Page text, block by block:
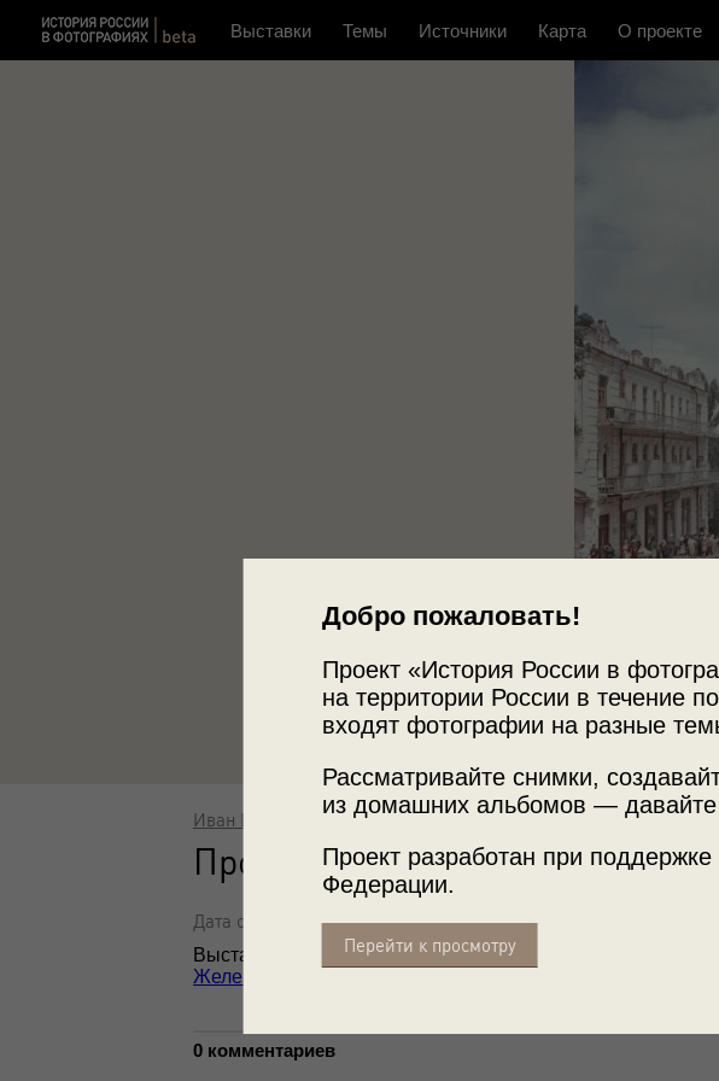
Добро пожаловать!
Проект «История России в
на территории России в течение
входят фотографии на разные
Рассматривайте снимки,
из домашних альбомов — давайте
Проект разработан при
Федерации.
Перейти к просмотру
Выставки Темы Источники Карта О проекте
Иван Шагин
Проспект Мира
Дата съемки: 1963 - 1965
Выставка
«Кавказские Минеральные Воды: Кисловодск,
Железноводск»
0 комментариев